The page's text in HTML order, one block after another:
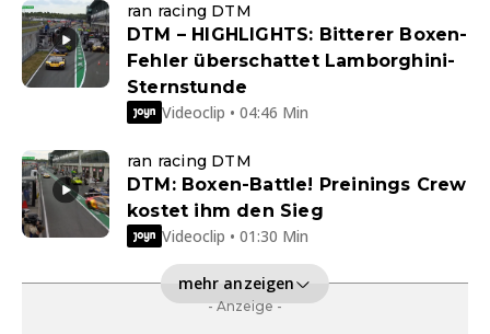
ran racing DTM
DTM – HIGHLIGHTS: Bitterer Boxen-
Fehler überschattet Lamborghini-
Sternstunde
Videoclip • 04:46 Min
ran racing DTM
DTM: Boxen-Battle! Preinings Crew
kostet ihm den Sieg
Videoclip • 01:30 Min
mehr anzeigen
- Anzeige -